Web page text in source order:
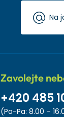
Zavolejte
+420 485
(Po-Pa: 8.00 –